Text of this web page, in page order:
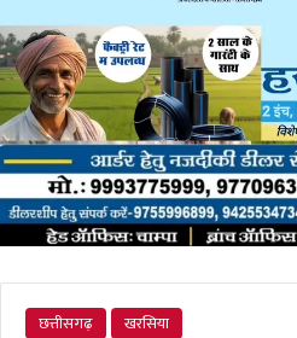
छत्तीसगढ़ खरसिया